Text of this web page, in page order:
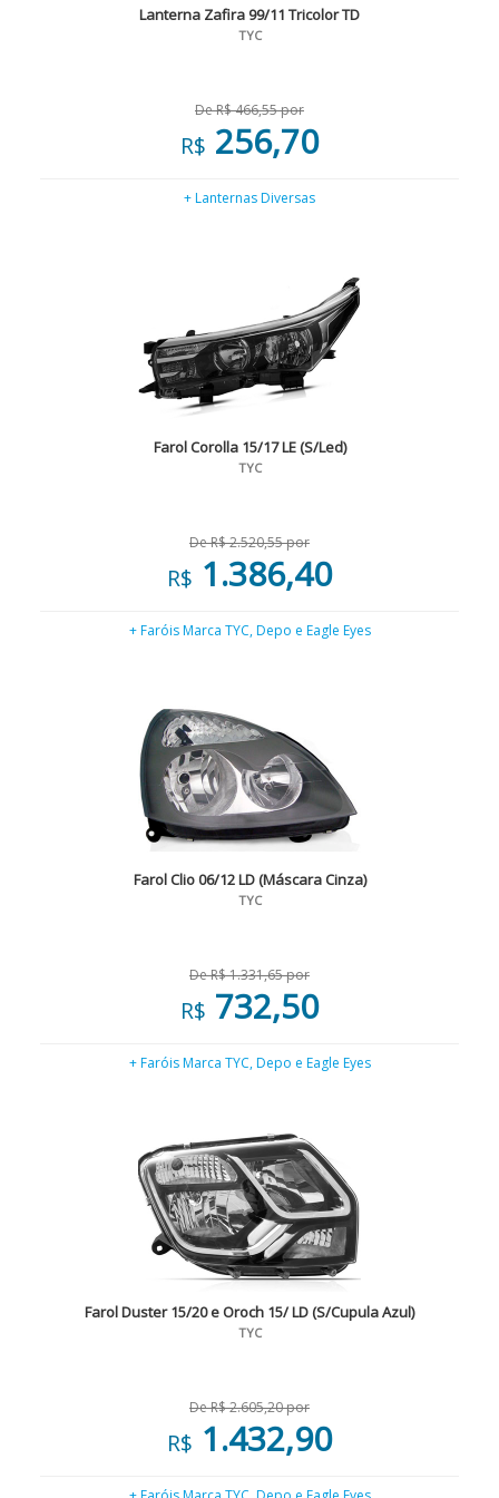
Lanterna Zafira 99/11 Tricolor TD
TYC
De R$ 466,55 por
R$ 256,70
+ Lanternas Diversas
Farol Corolla 15/17 LE (S/Led)
TYC
De R$ 2.520,55 por
R$ 1.386,40
+ Faróis Marca TYC, Depo e Eagle Eyes
Farol Clio 06/12 LD (Máscara Cinza)
TYC
De R$ 1.331,65 por
R$ 732,50
+ Faróis Marca TYC, Depo e Eagle Eyes
Farol Duster 15/20 e Oroch 15/ LD (S/Cupula Azul)
TYC
De R$ 2.605,20 por
R$ 1.432,90